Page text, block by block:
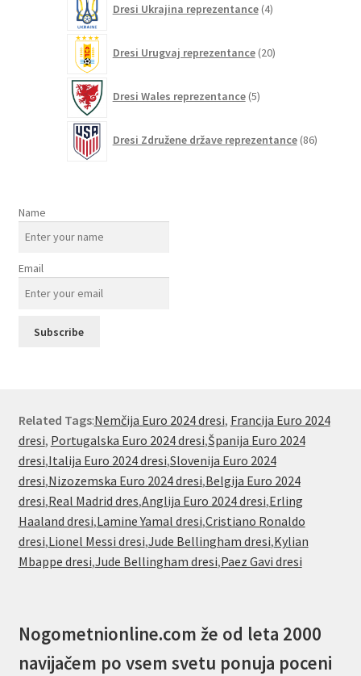
Dresi Ukrajina reprezentance 4izdelki
Dresi Urugvaj reprezentance 20izdelkov
Dresi Wales reprezentance 5izdelkov
Dresi Združene države reprezentance 86izdelkov
Name
Email
Related Tags:Nemčija Euro 2024 dresi, Francija Euro 2024
dresi, Portugalska Euro 2024 dresi,Španija Euro 2024
dresi,Italija Euro 2024 dresi,Slovenija Euro 2024
dresi,Nizozemska Euro 2024 dresi,Belgija Euro 2024
dresi,Real Madrid dres,Anglija Euro 2024 dresi,Erling
Haaland dresi,Lamine Yamal dresi,Cristiano Ronaldo
dresi,Lionel Messi dresi,Jude Bellingham dresi,Kylian
Mbappe dresi,Jude Bellingham dresi,Paez Gavi dresi
Nogometnionline.com že od leta 2000
navijačem po vsem svetu ponuja poceni